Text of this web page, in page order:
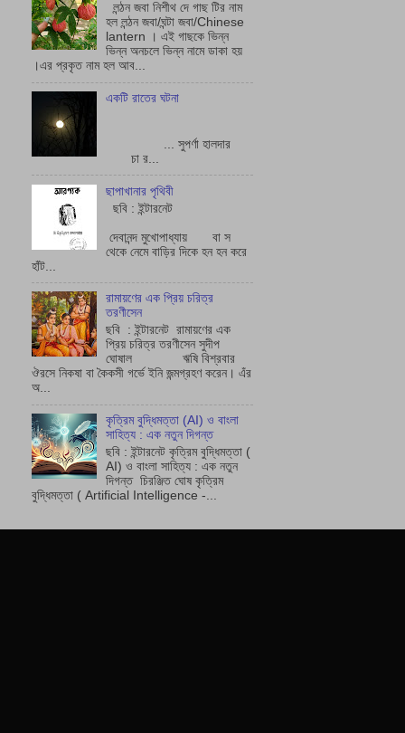
লন্ঠন জবা নিশীথ দে গাছ টির নাম
হল লন্ঠন জবা/ঘন্টা জবা/Chinese
lantern । এই গাছকে ভিন্ন
ভিন্ন অনচলে ভিন্ন নামে ডাকা হয়
।এর প্রকৃত নাম হল আব...
একটি রাতের ঘটনা
... সুপর্ণা হালদার
চা র...
ছাপাখানার পৃথিবী
ছবি : ইন্টারনেট
দেবানন্দ মুখোপাধ্যায় বা স
থেকে নেমে বাড়ির দিকে হন হন করে
হাঁট...
রামায়ণের এক প্রিয় চরিত্র
তরণীসেন
ছবি : ইন্টারনেট রামায়ণের এক
প্রিয় চরিত্র তরণীসেন সুদীপ
ঘোষাল ঋষি বিশ্রবার
ঔরসে নিকষা বা কৈকসী গর্ভে ইনি জন্মগ্রহণ করেন। এঁর
অ...
কৃত্রিম বুদ্ধিমত্তা (AI) ও বাংলা
সাহিত্য : এক নতুন দিগন্ত
ছবি : ইন্টারনেট কৃত্রিম বুদ্ধিমত্তা (
AI) ও বাংলা সাহিত্য : এক নতুন
দিগন্ত চিরঞ্জিত ঘোষ কৃত্রিম
বুদ্ধিমত্তা ( Artificial Intelligence -...